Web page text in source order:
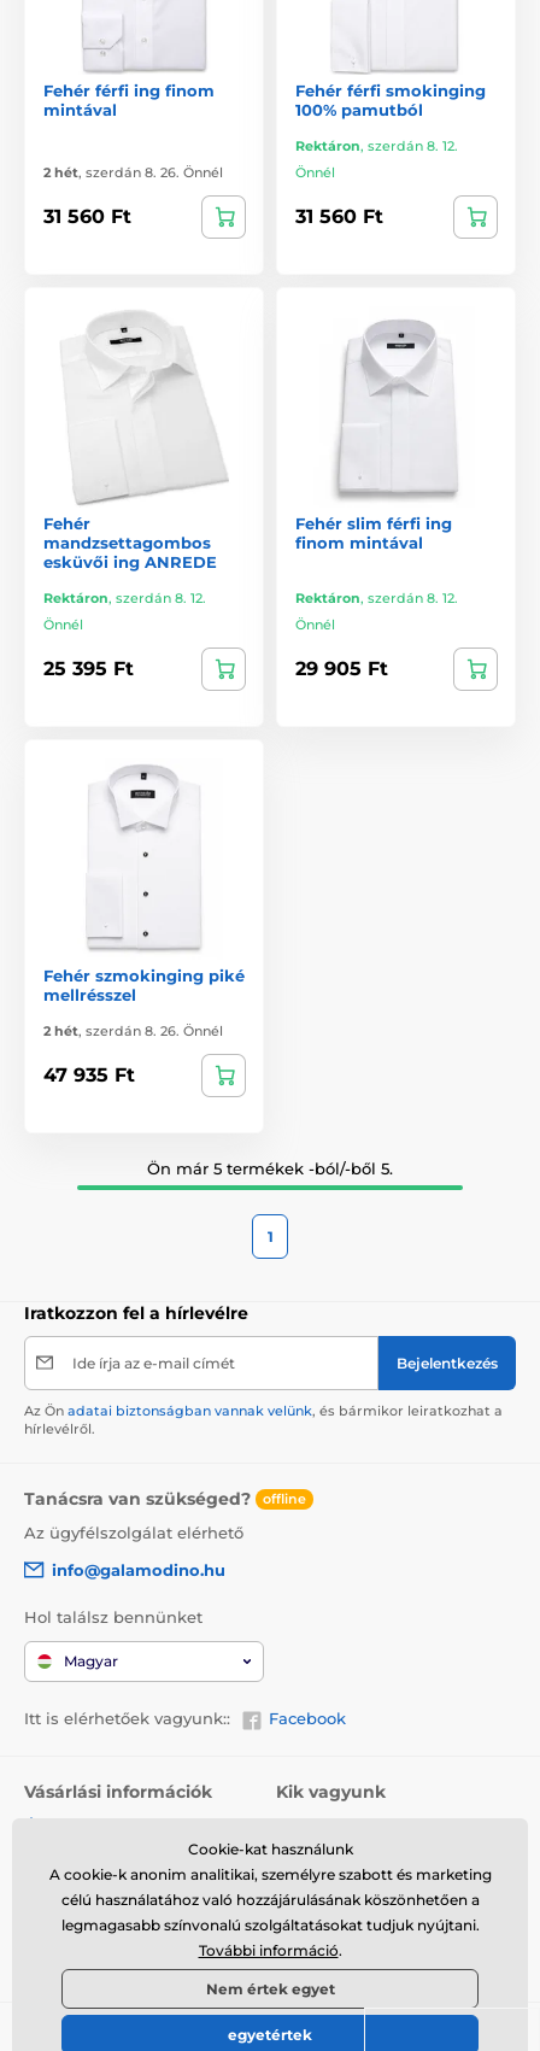
Fehér férfi ing finom
mintával
2 hét, szerdán 8. 26. Önnél
31 560 Ft
Fehér férfi smokinging
100% pamutból
Rektáron, szerdán 8. 12.
Önnél
31 560 Ft
Fehér
mandzsettagombos
esküvői ing ANREDE
Rektáron, szerdán 8. 12.
Önnél
25 395 Ft
Fehér slim férfi ing
finom mintával
Rektáron, szerdán 8. 12.
Önnél
29 905 Ft
Fehér szmokinging piké
mellrésszel
2 hét, szerdán 8. 26. Önnél
47 935 Ft
Ön már 5 termékek -ból/-ből 5.
1
Iratkozzon fel a hírlevélre
Ide írja az e-mail címét Bejelentkezés
Az Ön adatai biztonságban vannak velünk, és bármikor leiratkozhat a
hírlevélről.
Tanácsra van szükséged? offline
Az ügyfélszolgálat elérhető
info@galamodino.hu
Hol találsz bennünket
Magyar
Itt is elérhetőek vagyunk:: Facebook
Vásárlási információk
Szállítás
Visszaküldés és reklamáció
Kik vagyunk
Elérhetőségek
Együttműködés a
Galamodinóval
© 2026 www.galamodino.hu ⦁ Webshop szolgáltatónk a
Cookie-kat használunk
A cookie-k anonim analitikai, személyre szabott és marketing
célú használatához való hozzájárulásának köszönhetően a
legmagasabb színvonalú szolgáltatásokat tudjuk nyújtani.
További információ.
Nem értek egyet
egyetértek